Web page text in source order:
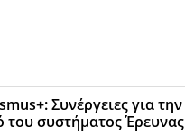
Συνέργειες για την
του συστήματος Έρευνας